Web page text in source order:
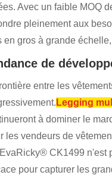
Avec un faible MOQ
pleinement aux
en gros à grande
de
entre les
Legging
à dominer le
les vendeurs de
CK1499 n'est
pour capturer les